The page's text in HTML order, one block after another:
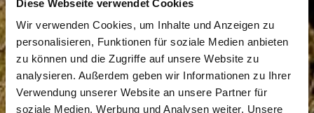
Diese Webseite verwendet Cookies
Wir verwenden Cookies, um Inhalte und Anzeigen zu
personalisieren, Funktionen für soziale Medien anbieten
zu können und die Zugriffe auf unsere Website zu
analysieren. Außerdem geben wir Informationen zu Ihrer
Verwendung unserer Website an unsere Partner für
soziale Medien, Werbung und Analysen weiter. Unsere